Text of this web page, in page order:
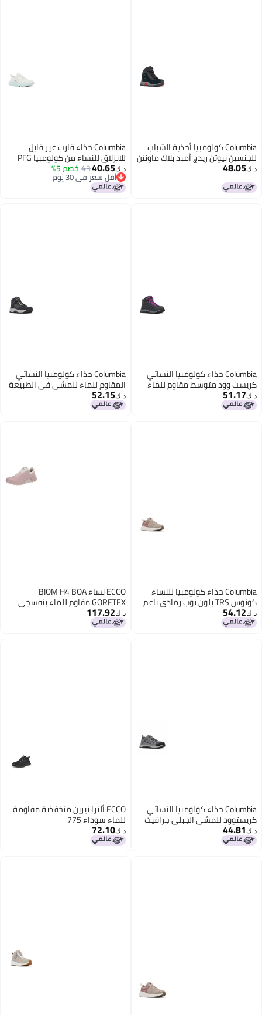
Columbia كولومبيا أحذية الشباب
للجنسين نيوتن ريدج أمبد بلاك ماونتن
ريد 9
د.ك‏48.05
Columbia حذاء قارب غير قابل
للانزلاق للنساء من كولومبيا PFG
كاستباك لون ملح البحر وثلج الصباح 8
د.ك‏40.65
43 خصم 5%
أقل سعر في 30 يوم
أقل سعر في 30 يوم
Columbia حذاء كولومبيا النسائي
كريست وود متوسط مقاوم للماء
أمريكي
د.ك‏51.17
Columbia حذاء كولومبيا النسائي
المقاوم للماء للمشي في الطبيعة
أسود/ورقة حكيم 11
د.ك‏52.15
Columbia حذاء كولومبيا للنساء
كونوس TRS بلون توب رمادي ناعم
وملح البحر 7
د.ك‏54.12
ECCO نساء BIOM H4 BOA
GORETEX مقاوم للماء بنفسجي
آيس دليسي شادو أبيض 555
د.ك‏117.92
Columbia حذاء كولومبيا النسائي
كريستوود للمشي الجبلي جرافيت
باسيفيك ريم 6 عريض
د.ك‏44.81
ECCO ألترا تيرين منخفضة مقاومة
للماء سوداء 775
د.ك‏72.10